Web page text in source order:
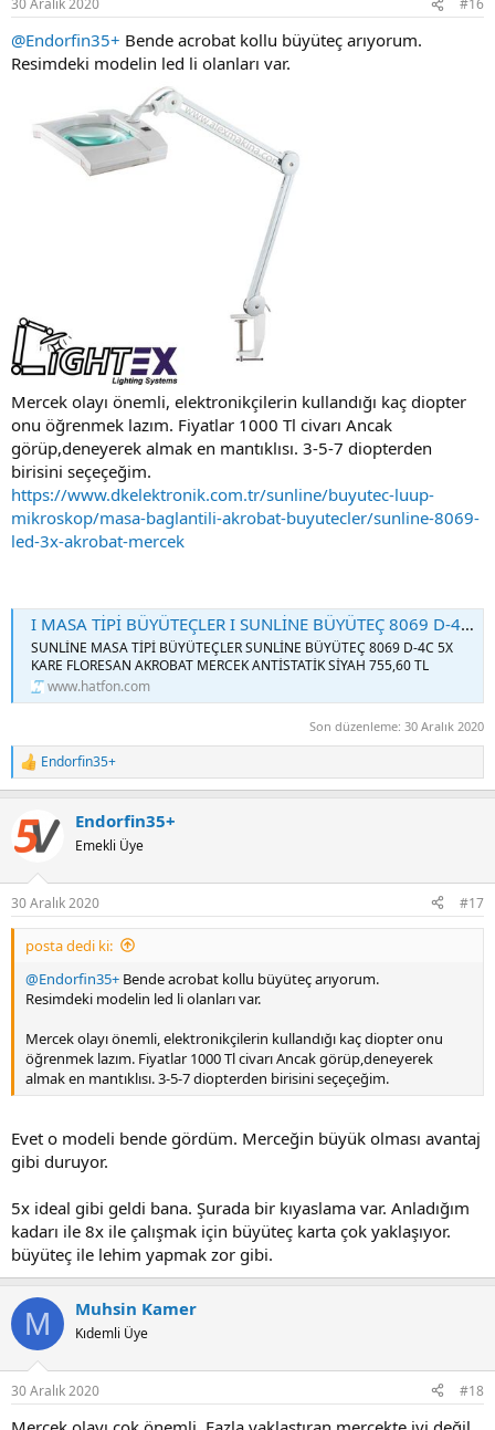
s
30 Aralık 2020 #16
@Endorfin35+ Bende acrobat kollu büyüteç arıyorum.
Resimdeki modelin led li olanları var.
Mercek olayı önemli, elektronikçilerin kullandığı kaç diopter
onu öğrenmek lazım. Fiyatlar 1000 Tl civarı Ancak
görüp,deneyerek almak en mantıklısı. 3-5-7 diopterden
birisini seçeçeğim.
https://www.dkelektronik.com.tr/sunline/buyutec-luup-
mikroskop/masa-baglantili-akrobat-buyutecler/sunline-8069-
led-3x-akrobat-mercek
I MASA TİPİ BÜYÜTEÇLER I SUNLİNE BÜYÜTEÇ 8069 D-4C 5X KARE FLORESAN AKROBAT MERCEK ANTİSTATİK SİYAH I Hatfon Elektronik 755,60 TL
SUNLİNE MASA TİPİ BÜYÜTEÇLER SUNLİNE BÜYÜTEÇ 8069 D-4C 5X
KARE FLORESAN AKROBAT MERCEK ANTİSTATİK SİYAH 755,60 TL
www.hatfon.com
Son düzenleme: 30 Aralık 2020
R
e
c
t
i
s
:
Endorfin35+
Endorfin35+
Emekli Üye
30 Aralık 2020 #17
posta dedi ki:
@Endorfin35+ Bende acrobat kollu büyüteç arıyorum.
Resimdeki modelin led li olanları var.
Mercek olayı önemli, elektronikçilerin kullandığı kaç diopter onu
öğrenmek lazım. Fiyatlar 1000 Tl civarı Ancak görüp,deneyerek
almak en mantıklısı. 3-5-7 diopterden birisini seçeçeğim.
Evet o modeli bende gördüm. Merceğin büyük olması avantaj
gibi duruyor.
5x ideal gibi geldi bana. Şurada bir kıyaslama var. Anladığım
kadarı ile 8x ile çalışmak için büyüteç karta çok yaklaşıyor.
büyüteç ile lehim yapmak zor gibi.
M Muhsin Kamer
Kıdemli Üye
30 Aralık 2020 #18